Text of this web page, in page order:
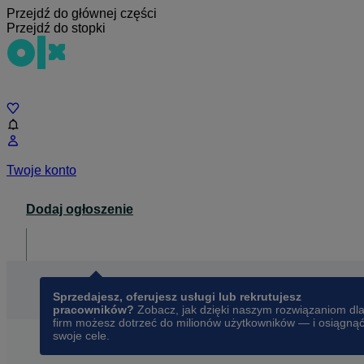
Przejdź do głównej części
Przejdź do stopki
Twoje konto
Dodaj ogłoszenie
Sprzedajesz, oferujesz usługi lub rekrutujesz
pracowników? Zobacz, jak dzięki naszym rozwiązaniom dla
firm możesz dotrzeć do milionów użytkowników — i osiągnąć
swoje cele.